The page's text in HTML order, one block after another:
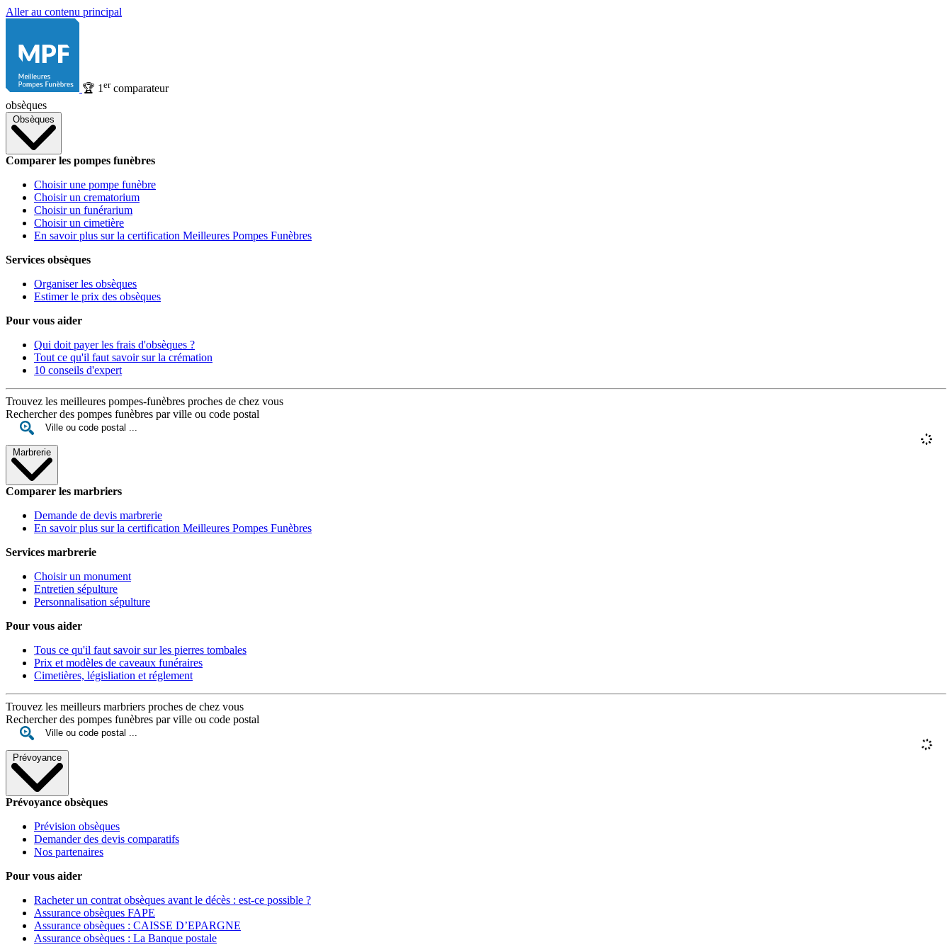
Aller au contenu principal
🏆 1 ercomparateur
obsèques
Obsèques
Comparer les pompes funèbres
Choisir une pompe funèbre
Choisir un crematorium
Choisir un funérarium
Choisir un cimetière
En savoir plus sur la certification Meilleures Pompes Funèbres
Services obsèques
Organiser les obsèques
Estimer le prix des obsèques
Pour vous aider
Qui doit payer les frais d'obsèques ?
Tout ce qu'il faut savoir sur la crémation
10 conseils d'expert
Trouvez les meilleures pompes-funèbres proches de chez vous
Rechercher des pompes funèbres par ville ou code postal
Marbrerie
Comparer les marbriers
Demande de devis marbrerie
En savoir plus sur la certification Meilleures Pompes Funèbres
Services marbrerie
Choisir un monument
Entretien sépulture
Personnalisation sépulture
Pour vous aider
Tous ce qu'il faut savoir sur les pierres tombales
Prix et modèles de caveaux funéraires
Cimetières, législiation et réglement
Trouvez les meilleurs marbriers proches de chez vous
Rechercher des pompes funèbres par ville ou code postal
Prévoyance
Prévoyance obsèques
Prévision obsèques
Demander des devis comparatifs
Nos partenaires
Pour vous aider
Racheter un contrat obsèques avant le décès : est-ce possible ?
Assurance obsèques FAPE
Assurance obsèques : CAISSE D’EPARGNE
Assurance obsèques : La Banque postale